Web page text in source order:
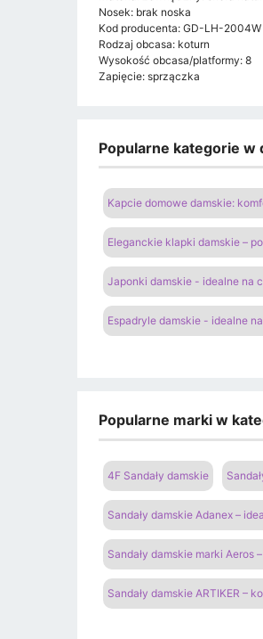
Nosek: brak noska
Kod producenta: GD-LH-2004W
Rodzaj obcasa: koturn
Wysokość obcasa/platformy: 8
Zapięcie: sprzączka
Popularne kategorie w
Kapcie domowe damskie:
Eleganckie klapki damskie –
Japonki damskie - idealne na
Espadryle damskie - idealne
Popularne marki w
4F Sandały damskie
Sandały damskie Adanex –
Sandały damskie marki Aeros
Sandały damskie ARTIKER –